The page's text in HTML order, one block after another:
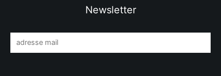
Newsletter
m